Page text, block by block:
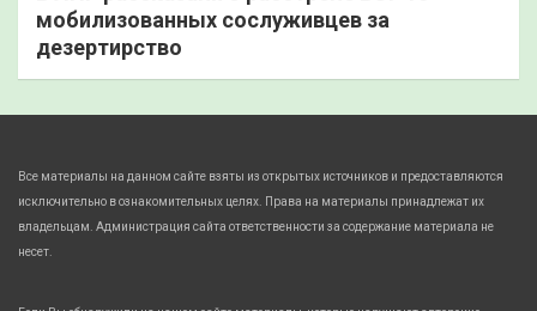
мобилизованных сослуживцев за
дезертирство
Все материалы на данном сайте взяты из открытых источников и предоставляются
исключительно в ознакомительных целях. Права на материалы принадлежат их
владельцам. Администрация сайта ответственности за содержание материала не
несет.